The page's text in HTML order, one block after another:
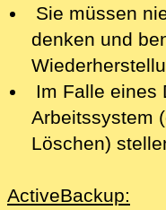
Sie müssen
denken und
Im Falle eines
Arbeitssystem
Löschen)
ActiveBackup: